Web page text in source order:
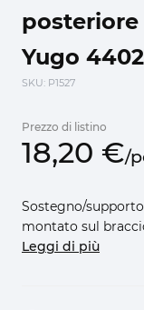
posteriore
Yugo
SKU: P1527
Prezzo di listino
18,20 €/
Sostegno/
montato sul
Leggi di più